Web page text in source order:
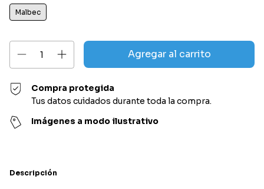
Malbec
Compra protegida
Tus datos cuidados durante toda la compra.
Imágenes a modo ilustrativo
Descripción